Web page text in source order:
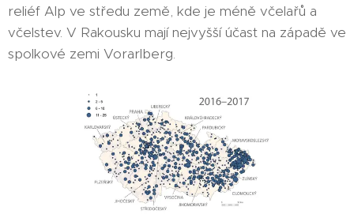
reliéf Alp ve středu země, kde je méně včelařů a
včelstev. V Rakousku mají nejvyšší účast na západě ve
spolkové zemi Vorarlberg.